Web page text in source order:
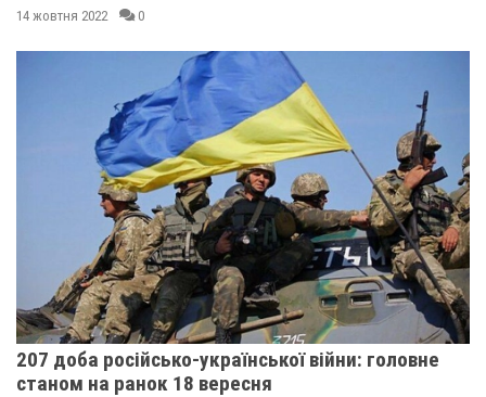
14 жовтня 2022 0
207 доба російсько-української війни: головне
станом на ранок 18 вересня